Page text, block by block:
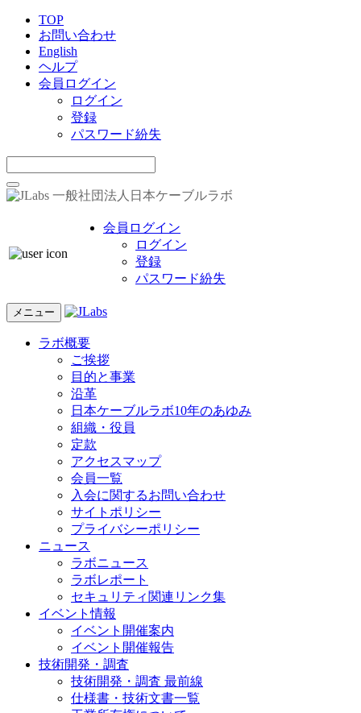
TOP
お問い合わせ
English
ヘルプ
会員ログイン
ログイン
登録
パスワード紛失
一般社団法人日本ケーブルラボ
会員ログイン
ログイン
登録
パスワード紛失
メニュー
ラボ概要
ご挨拶
目的と事業
沿革
日本ケーブルラボ10年のあゆみ
組織・役員
定款
アクセスマップ
会員一覧
入会に関するお問い合わせ
サイトポリシー
プライバシーポリシー
ニュース
ラボニュース
ラボレポート
セキュリティ関連リンク集
イベント情報
イベント開催案内
イベント開催報告
技術開発・調査
技術開発・調査 最前線
仕様書・技術文書一覧